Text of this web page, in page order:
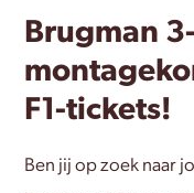
Brugman
F1-tickets!
Ben jij op zoek naar